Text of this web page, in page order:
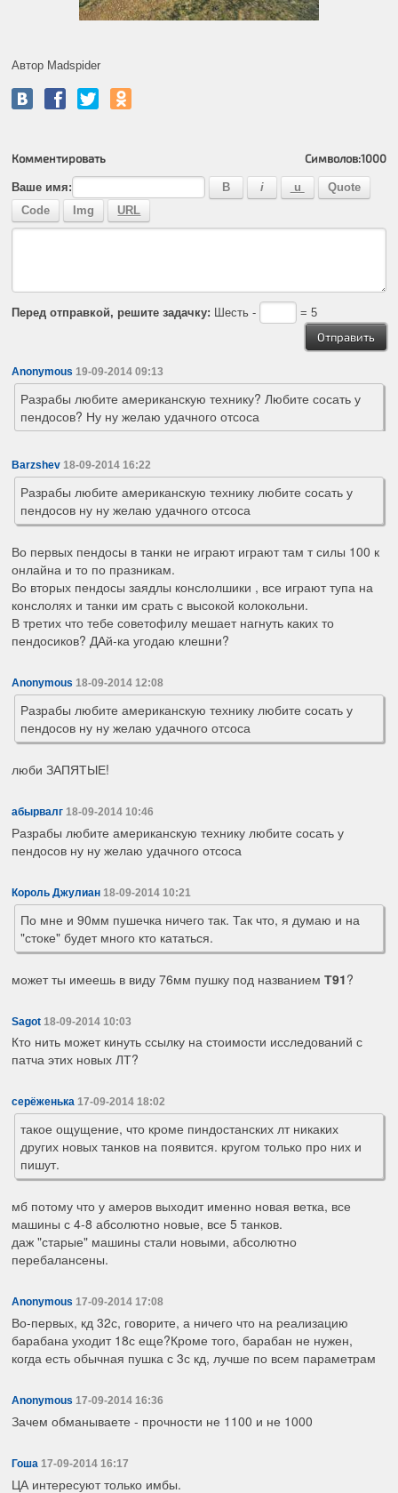
Автор Madspider
Комментировать Символов:1000
Ваше имя:
Перед отправкой, решите задачку: Шесть - = 5
Anonymous 19-09-2014 09:13
Разрабы любите американскую технику? Любите сосать у
пендосов? Ну ну желаю удачного отсоса
Barzshev 18-09-2014 16:22
Разрабы любите американскую технику любите сосать у
пендосов ну ну желаю удачного отсоса
Во первых пендосы в танки не играют играют там т силы 100 к
онлайна и то по празникам.
Во вторых пендосы заядлы конслолшики , все играют тупа на
конслолях и танки им срать с высокой колокольни.
В третих что тебе советофилу мешает нагнуть каких то
пендосиков? ДАй-ка угодаю клешни?
Anonymous 18-09-2014 12:08
Разрабы любите американскую технику любите сосать у
пендосов ну ну желаю удачного отсоса
люби ЗАПЯТЫЕ!
абырвалг 18-09-2014 10:46
Разрабы любите американскую технику любите сосать у
пендосов ну ну желаю удачного отсоса
Король Джулиан 18-09-2014 10:21
По мне и 90мм пушечка ничего так. Так что, я думаю и на
"стоке" будет много кто кататься.
может ты имеешь в виду 76мм пушку под названиемТ91?
Sagot 18-09-2014 10:03
Кто нить может кинуть ссылку на стоимости исследований с
патча этих новых ЛТ?
серёженька 17-09-2014 18:02
такое ощущение, что кроме пиндостанских лт никаких
других новых танков на появится. кругом только про них и
пишут.
мб потому что у амеров выходит именно новая ветка, все
машины с 4-8 абсолютно новые, все 5 танков.
даж "старые" машины стали новыми, абсолютно
перебалансены.
Anonymous 17-09-2014 17:08
Во-первых, кд 32с, говорите, а ничего что на реализацию
барабана уходит 18с еще?Кроме того, барабан не нужен,
когда есть обычная пушка с 3с кд, лучше по всем параметрам
Anonymous 17-09-2014 16:36
Зачем обманываете - прочности не 1100 и не 1000
Гоша 17-09-2014 16:17
ЦА интересуют только имбы.